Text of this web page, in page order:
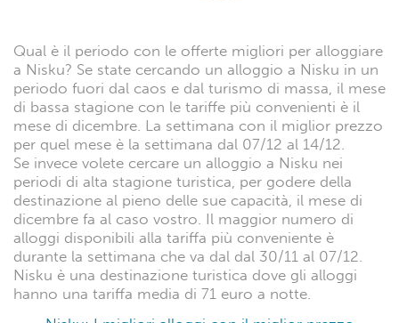
Qual è il periodo con le offerte migliori per alloggiare
a Nisku? Se state cercando un alloggio a Nisku in un
periodo fuori dal caos e dal turismo di massa, il mese
di bassa stagione con le tariffe più convenienti è il
mese di dicembre. La settimana con il miglior prezzo
per quel mese è la settimana dal 07/12 al 14/12.
Se invece volete cercare un alloggio a Nisku nei
periodi di alta stagione turistica, per godere della
destinazione al pieno delle sue capacità, il mese di
dicembre fa al caso vostro. Il maggior numero di
alloggi disponibili alla tariffa più conveniente è
durante la settimana che va dal dal 30/11 al 07/12.
Nisku è una destinazione turistica dove gli alloggi
hanno una tariffa media di 71 euro a notte.